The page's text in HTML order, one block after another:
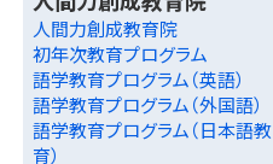
人間力創成教育院
初年次教育プログラム
語学教育プログラム（英語）
語学教育プログラム（外国語）
語学教育プログラム（日本語教
育）